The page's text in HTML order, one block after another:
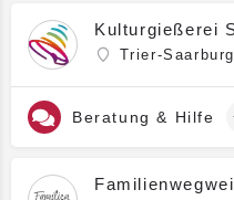
Kulturgießerei
Trier-Saarburg
Beratung & Hilfe